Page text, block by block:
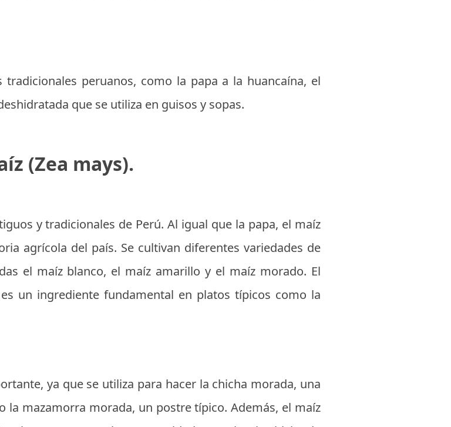
peruanos, como la papa a la huancaína, el
que se utiliza en guisos y sopas.
(Zea mays).
y tradicionales de Perú. Al igual que la papa, el maíz
agrícola del país. Se cultivan diferentes variedades de
el maíz blanco, el maíz amarillo y el maíz morado. El
un ingrediente fundamental en platos típicos como la
ya que se utiliza para hacer la chicha morada, una
la mazamorra morada, un postre típico. Además, el maíz